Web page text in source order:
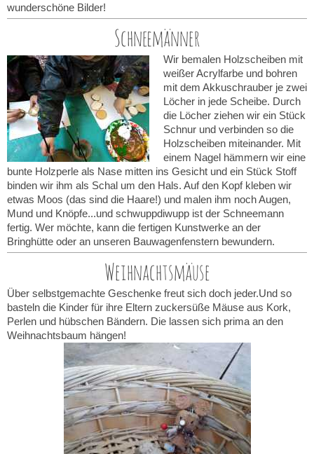
wunderschöne Bilder!
Schneemänner
Wir bemalen Holzscheiben mit
weißer Acrylfarbe und bohren
mit dem Akkuschrauber je zwei
Löcher in jede Scheibe. Durch
die Löcher ziehen wir ein Stück
Schnur und verbinden so die
Holzscheiben miteinander. Mit
einem Nagel hämmern wir eine
bunte Holzperle als Nase mitten ins Gesicht und ein Stück Stoff
binden wir ihm als Schal um den Hals. Auf den Kopf kleben wir
etwas Moos (das sind die Haare!) und malen ihm noch Augen,
Mund und Knöpfe...und schwuppdiwupp ist der Schneemann
fertig. Wer möchte, kann die fertigen Kunstwerke an der
Bringhütte oder an unseren Bauwagenfenstern bewundern.
Weihnachtsmäuse
Über selbstgemachte Geschenke freut sich doch jeder.Und so
basteln die Kinder für ihre Eltern zuckersüße Mäuse aus Kork,
Perlen und hübschen Bändern. Die lassen sich prima an den
Weihnachtsbaum hängen!